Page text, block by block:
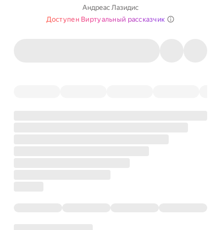
Андреас Лазидис
Доступен Виртуальный рассказчик